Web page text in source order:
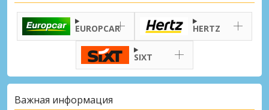
EUROPCAR HERTZ
SIXT
Важная информация